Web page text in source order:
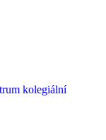
kolegiální